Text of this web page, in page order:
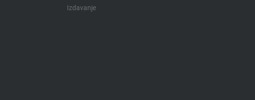
Izdavanje